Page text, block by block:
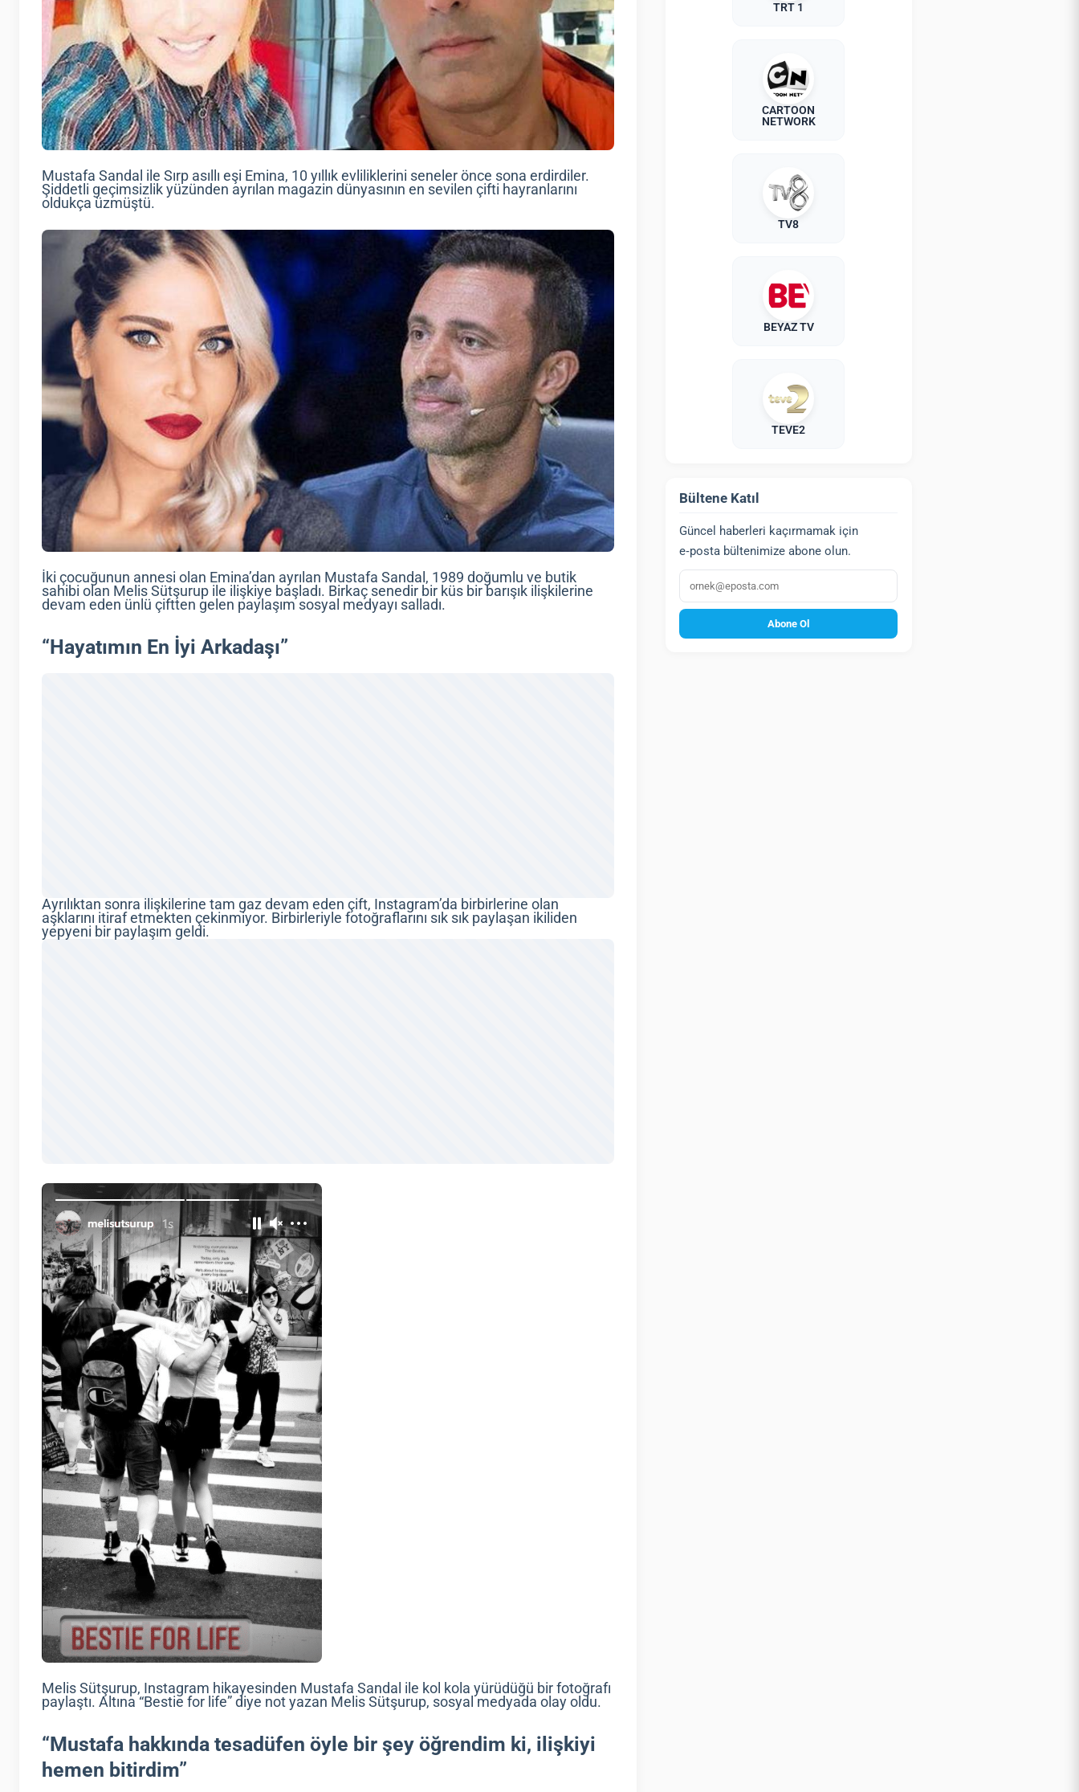
Mustafa Sandal ile Sırp asıllı eşi Emina, 10 yıllık evliliklerini seneler önce sona erdirdiler.
Şiddetli geçimsizlik yüzünden ayrılan magazin dünyasının en sevilen çifti hayranlarını
oldukça üzmüştü.
İki çocuğunun annesi olan Emina’dan ayrılan Mustafa Sandal, 1989 doğumlu ve butik
sahibi olan Melis Sütşurup ile ilişkiye başladı. Birkaç senedir bir küs bir barışık ilişkilerine
devam eden ünlü çiftten gelen paylaşım sosyal medyayı salladı.
“Hayatımın En İyi Arkadaşı”
Ayrılıktan sonra ilişkilerine tam gaz devam eden çift, Instagram’da birbirlerine olan
aşklarını itiraf etmekten çekinmiyor. Birbirleriyle fotoğraflarını sık sık paylaşan ikiliden
yepyeni bir paylaşım geldi.
Melis Sütşurup, Instagram hikayesinden Mustafa Sandal ile kol kola yürüdüğü bir fotoğrafı
paylaştı. Altına “Bestie for life” diye not yazan Melis Sütşurup, sosyal medyada olay oldu.
“Mustafa hakkında tesadüfen öyle bir şey öğrendim ki, ilişkiyi
hemen bitirdim”
TRT 1
CARTOON
NETWORK
TV8
BEYAZ TV
TEVE2
Bültene Katıl
Güncel haberleri kaçırmamak için
e‑posta bültenimize abone olun.
E‑posta
Abone Ol